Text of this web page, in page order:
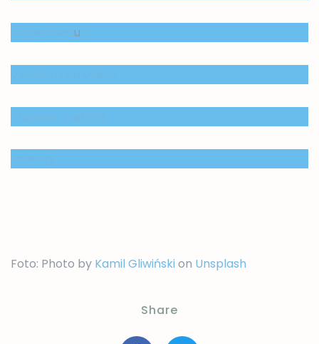
u
Foto: Photo by Kamil Gliwiński on Unsplash
Share